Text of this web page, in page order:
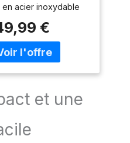
en acier inoxydable
jour la
de copieux
pour toute la
homogènes
lisses
DES
€
et une